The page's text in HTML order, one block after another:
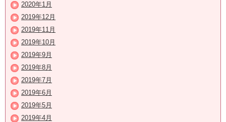
2020年1月
2019年12月
2019年11月
2019年10月
2019年9月
2019年8月
2019年7月
2019年6月
2019年5月
2019年4月